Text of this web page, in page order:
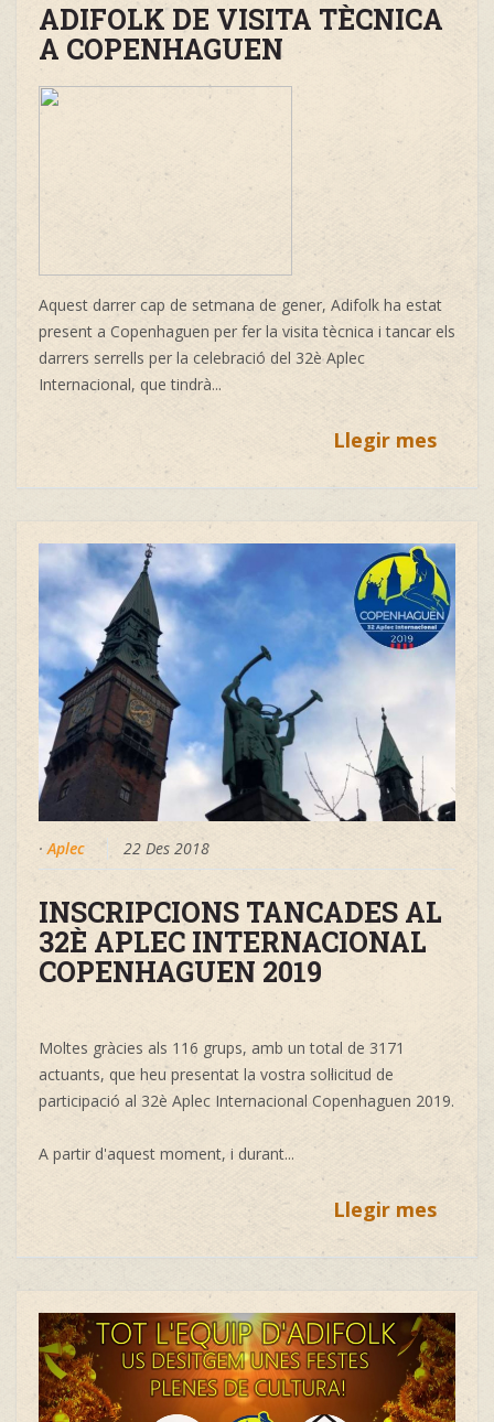
ADIFOLK DE VISITA TÈCNICA
A COPENHAGUEN
Aquest darrer cap de setmana de gener, Adifolk ha estat
present a Copenhaguen per fer la visita tècnica i tancar els
darrers serrells per la celebració del 32è Aplec
Internacional, que tindrà...
Llegir mes
·Aplec 22 Des 2018
INSCRIPCIONS TANCADES AL
32È APLEC INTERNACIONAL
COPENHAGUEN 2019
Moltes gràcies als 116 grups, amb un total de 3171
actuants, que heu presentat la vostra sol·licitud de
participació al 32è Aplec Internacional Copenhaguen 2019.
A partir d'aquest moment, i durant...
Llegir mes